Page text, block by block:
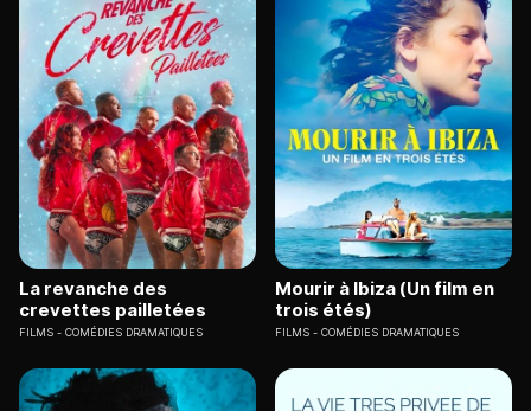
La revanche des
crevettes pailletées
FILMS COMÉDIES DRAMATIQUES
Mourir à Ibiza (Un film en
trois étés)
FILMS COMÉDIES DRAMATIQUES